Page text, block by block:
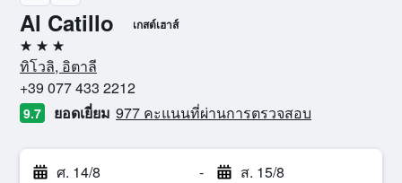
Al Catillo เกสต์เฮาส์
3 ดาว
ทิโวลิ, อิตาลี
+39 077 433 2212
9.7 ยอดเยี่ยม 977 คะแนนที่ผ่านการตรวจสอบ
ศ. 14/8 - ส. 15/8